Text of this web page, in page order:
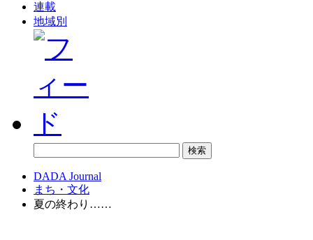
連載
地域別
DADA Journal
まち・文化
夏の終わり……